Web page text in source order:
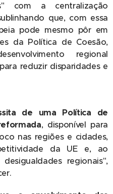
com a centralização
que, com essa
pode mesmo pôr em
da Política de Coesão,
regional
reduzir disparidades e
de uma Política de
, disponível para
nas regiões e cidades,
da UE e, ao
regionais",